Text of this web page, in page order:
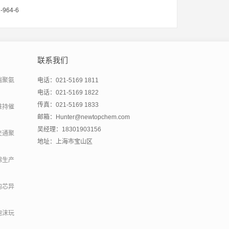
964-6
聚氨
持催
通聚
生产
芯异
沫玩
联系我们
电话：021-5169 1811
电话：021-5169 1822
传真：021-5169 1833
邮箱：Hunter@newtopchem.com
吴经理：18301903156
地址：上海市宝山区